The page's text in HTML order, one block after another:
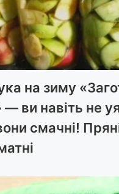
на зиму
ви навіть не
смачні!